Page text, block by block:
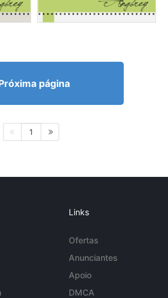
página
1
Links
Ofertas
Anunciantes
Apoio
DMCA